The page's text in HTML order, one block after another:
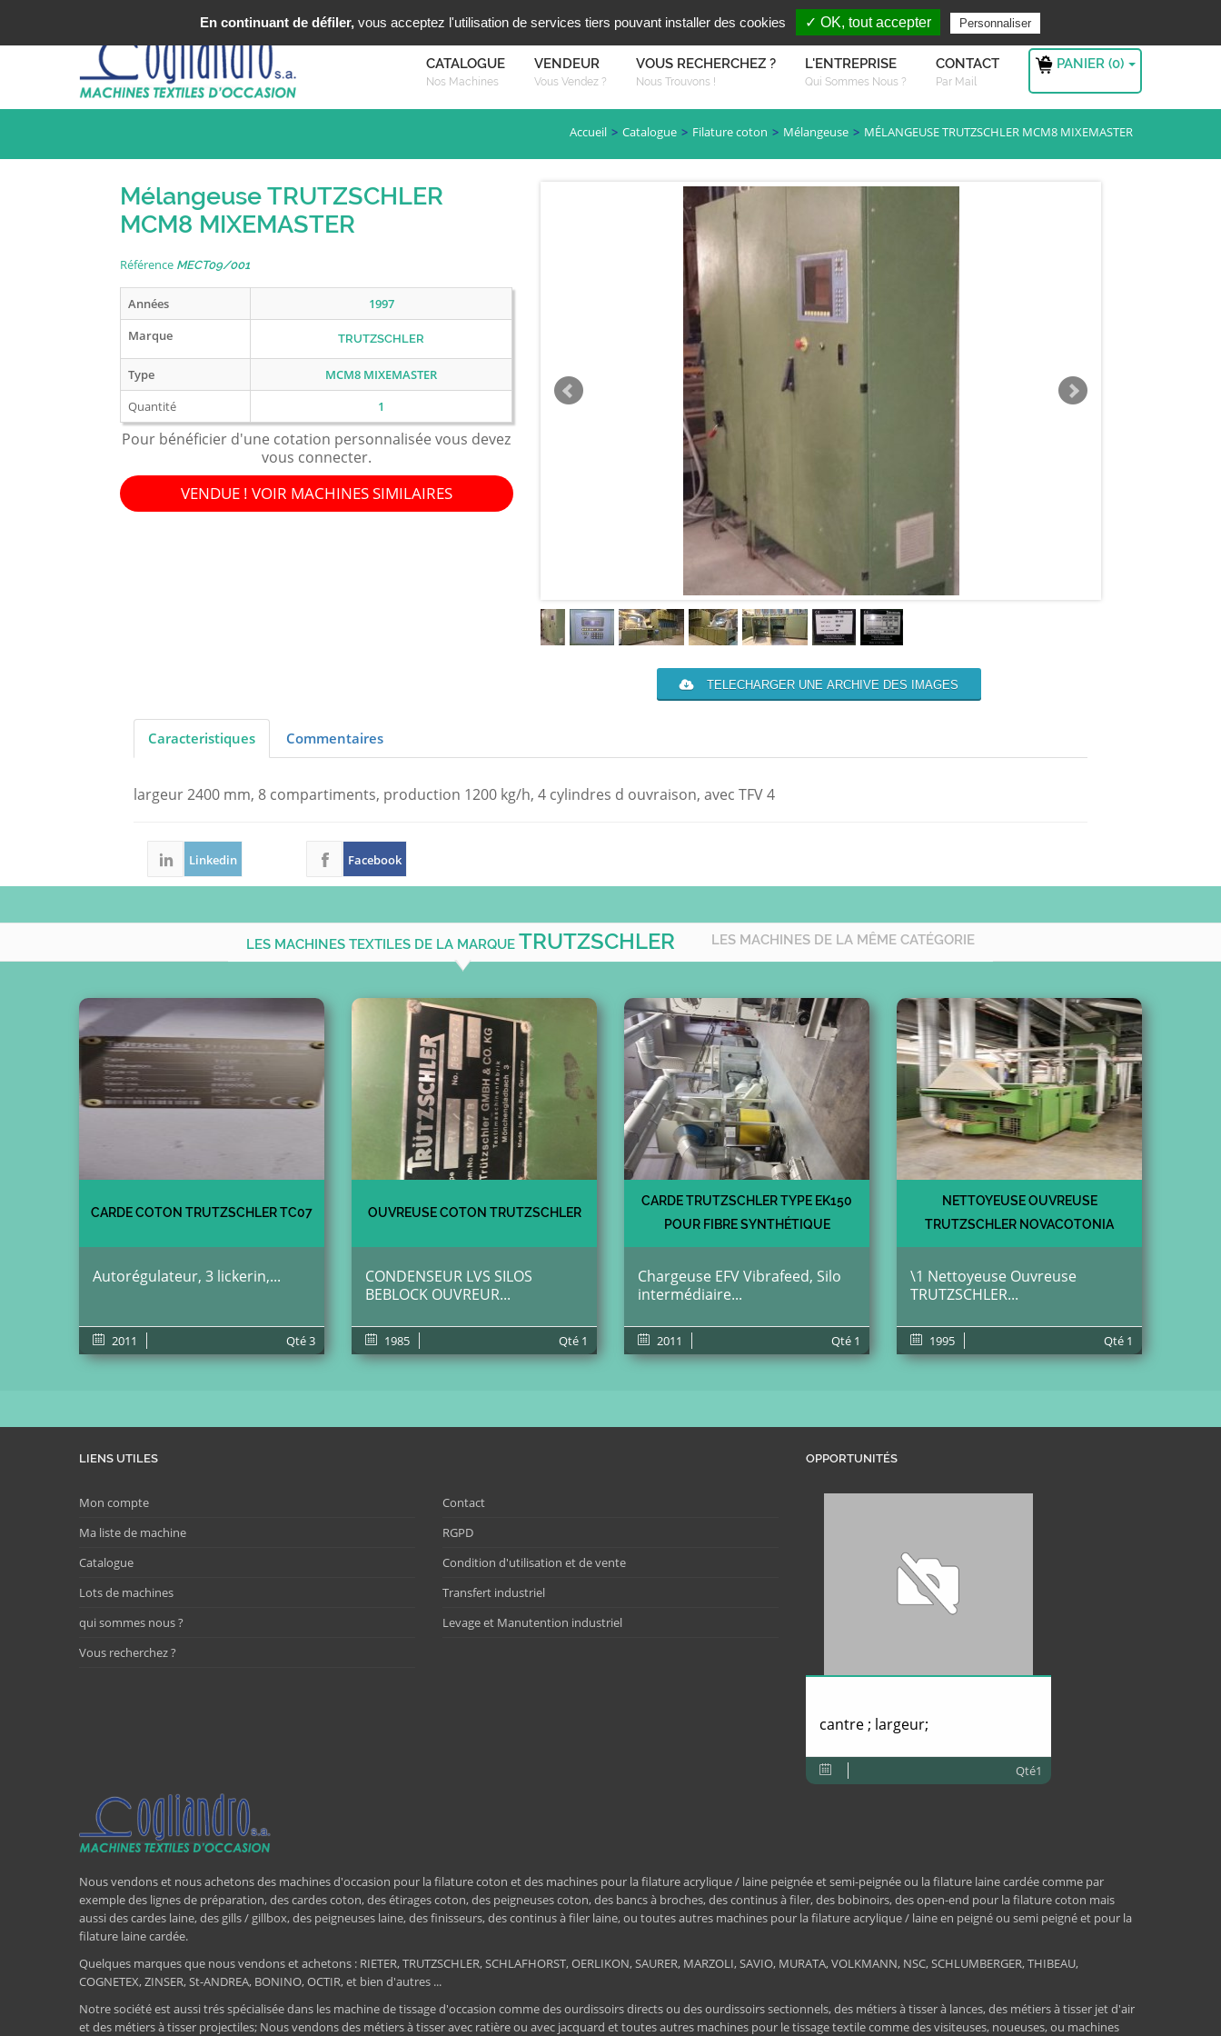
Tel : +33 (0)3 20 25 49 49 S'authentifier
Vous recherchez ?
CATALOGUE
Nos Machines
VENDEUR
Vous Vendez ?
VOUS RECHERCHEZ ?
Nous Trouvons !
L'ENTREPRISE
Qui Sommes Nous ?
CONTACT
Par Mail
PANIER (0)
Accueil Catalogue Filature coton Mélangeuse MÉLANGEUSE TRUTZSCHLER MCM8 MIXEMASTER
Mélangeuse TRUTZSCHLER
MCM8 MIXEMASTER
Référence MECT09/001
Années
1997
Marque
TRUTZSCHLER
Type
MCM8 MIXEMASTER
Quantité
1
Pour bénéficier d'une cotation personnalisée vous devez
vous connecter.
VENDUE ! VOIR MACHINES SIMILAIRES
TELECHARGER UNE ARCHIVE DES IMAGES
Caracteristiques Commentaires
largeur 2400 mm, 8 compartiments, production 1200 kg/h, 4 cylindres d ouvraison, avec TFV 4
Linkedin Facebook
LES MACHINES TEXTILES DE LA MARQUE TRUTZSCHLER LES MACHINES DE LA MÊME CATÉGORIE
CARDE COTON TRUTZSCHLER TC07
Autorégulateur, 3 lickerin,...
2011 Qté3
OUVREUSE COTON TRUTZSCHLER
CONDENSEUR LVS SILOS
BEBLOCK OUVREUR...
1985 Qté 1
CARDE TRUTZSCHLER TYPE EK150
POUR FIBRE SYNTHÉTIQUE
Chargeuse EFV Vibrafeed, Silo
intermédiaire...
2011 Qté 1
NETTOYEUSE OUVREUSE
TRUTZSCHLER NOVACOTONIA
\1 Nettoyeuse Ouvreuse
TRUTZSCHLER...
1995 Qté 1
LIENS UTILES
Mon compte
Ma liste de machine
Catalogue
Lots de machines
qui sommes nous ?
Vous recherchez ?
Contact
RGPD
Condition d'utilisation et de vente
Transfert industriel
Levage et Manutention industriel
OPPORTUNITÉS
cantre ; largeur;
Qté1
Nous vendons et nous achetons des machines d'occasion pour la filature coton et des machines pour la filature acrylique / laine peignée et semi-peignée ou la filature laine cardée comme par
exemple des lignes de préparation, des cardes coton, des étirages coton, des peigneuses coton, des bancs à broches, des continus à filer, des bobinoirs, des open-end pour la filature coton mais
aussi des cardes laine, des gills / gillbox, des peigneuses laine, des finisseurs, des continus à filer laine, ou toutes autres machines pour la filature acrylique / laine en peigné ou semi peigné et pour la
filature laine cardée.
Quelques marques que nous vendons et achetons : RIETER, TRUTZSCHLER, SCHLAFHORST, OERLIKON, SAURER, MARZOLI, SAVIO, MURATA, VOLKMANN, NSC, SCHLUMBERGER, THIBEAU,
COGNETEX, ZINSER, St-ANDREA, BONINO, OCTIR, et bien d'autres ...
Notre société est aussi trés spécialisée dans les machine de tissage d'occasion comme des ourdissoirs directs ou des ourdissoirs sectionnels, des métiers à tisser à lances, des métiers à tisser jet d'air
et des métiers à tisser projectiles; Nous vendons des métiers à tisser avec ratière ou avec jacquard et toutes autres machines pour le tissage textile comme des visiteuses, noueuses, ou machines
En continuant de défiler,vous acceptez l'utilisation de services tiers pouvant installer des cookies ✓ OK, tout accepter Personnaliser